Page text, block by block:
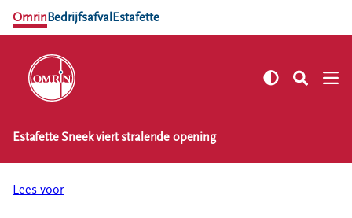
OmrinBedrijfsafval Estafette
NL EN
Estafette Sneek viert stralende opening
Lees voor